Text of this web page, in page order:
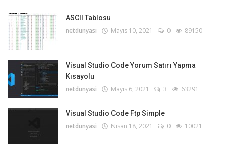
ASCII Tablosu
netdunyasi Mayıs 10, 2021 0 89150
Visual Studio Code Yorum Satırı Yapma
Kısayolu
netdunyasi Mayıs 6, 2021 3 63291
Visual Studio Code Ftp Simple
netdunyasi Nisan 18, 2021 0 10021